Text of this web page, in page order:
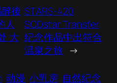
後
人
大
STARS-420
SODstar Transfer
纪念作品中出符合
温泉之旅 →
动漫 小乳房 自然纪念